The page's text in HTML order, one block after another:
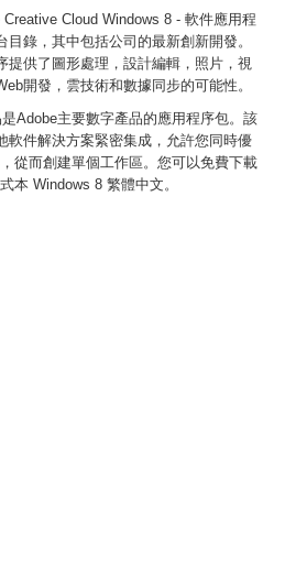
Creative Cloud Windows 8 - 軟件應用程
目錄，其中包括公司的最新創新開發。
提供了圖形處理，設計編輯，照片，視
開發，雲技術和數據同步的可能性。
Adobe主要數字產品的應用程序包。該
軟件解決方案緊密集成，允許您同時優
從而創建單個工作區。您可以免費下載
本 Windows 8 繁體中文。